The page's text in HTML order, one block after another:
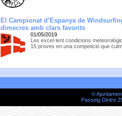
El Campionat d’Espanya de
dimecres amb clars favorits
01/05/2019
Les excel·lent condicions
15 proves en una competició que
©
Passeig Dintre